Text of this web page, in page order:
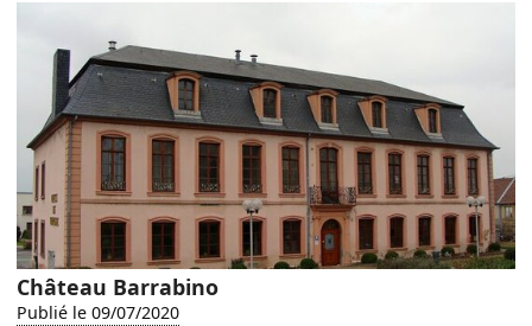
Château Barrabino
Publié le 09/07/2020